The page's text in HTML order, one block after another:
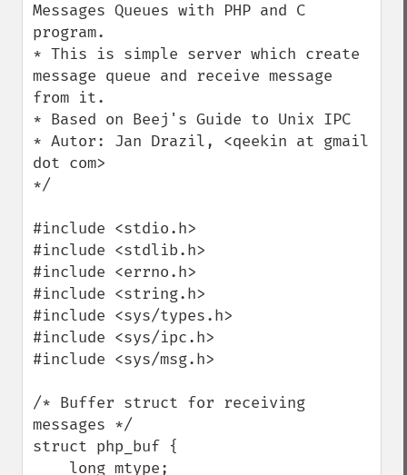
Messages Queues with PHP and C
program.
* This is simple server which create
message queue and receive message
from it.
* Based on Beej's Guide to Unix IPC
* Autor: Jan Drazil, <qeekin at gmail
dot com>
*/
#include <stdio.h>
#include <stdlib.h>
#include <errno.h>
#include <string.h>
#include <sys/types.h>
#include <sys/ipc.h>
#include <sys/msg.h>
/* Buffer struct for receiving
messages */
struct php_buf {